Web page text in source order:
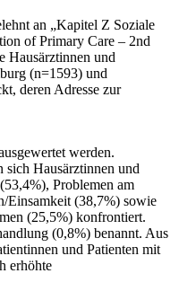
an „Kapitel Z Soziale
of Primary Care – 2nd
Hausärztinnen und
(n=1593) und
deren Adresse zur
werden.
sich Hausärztinnen und
Problemen am
Einsamkeit (38,7%) sowie
(25,5%) konfrontiert.
(0,8%) benannt. Aus
und Patienten mit
erhöhte